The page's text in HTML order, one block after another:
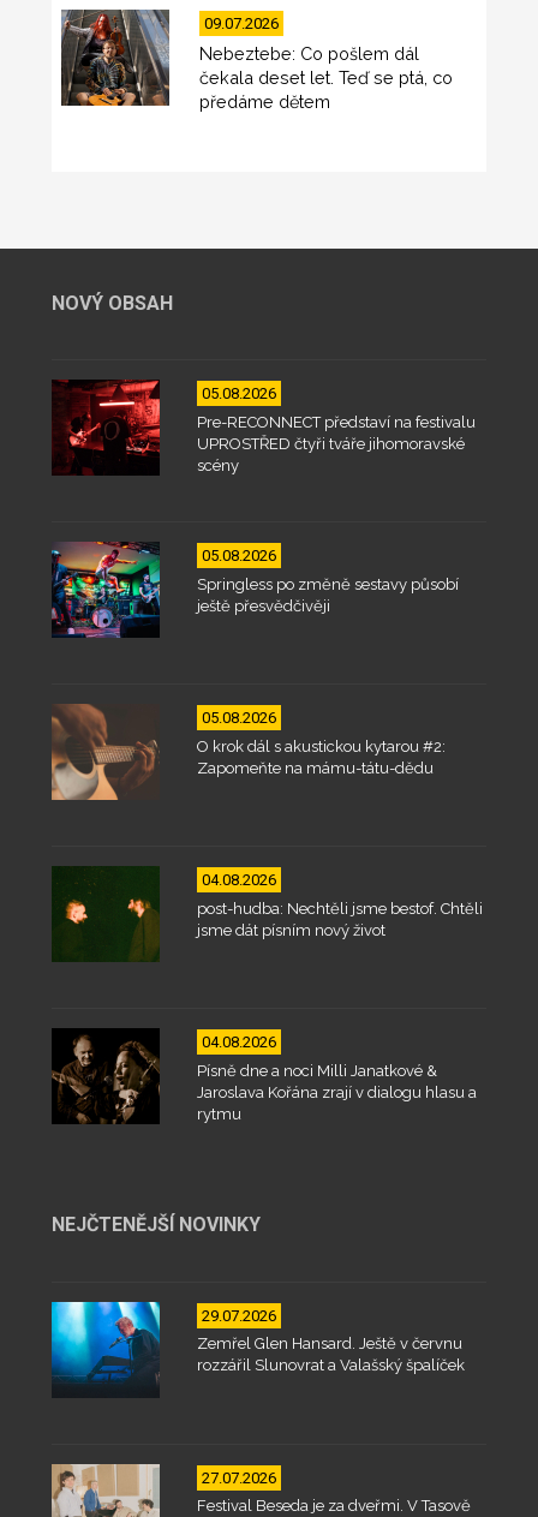
09.07.2026
Nebeztebe: Co pošlem dál
čekala deset let. Teď se ptá, co
předáme dětem
NOVÝ OBSAH
05.08.2026
Pre-RECONNECT představí na festivalu
UPROSTŘED čtyři tváře jihomoravské
scény
05.08.2026
Springless po změně sestavy působí
ještě přesvědčivěji
05.08.2026
O krok dál s akustickou kytarou #2:
Zapomeňte na mámu-tátu-dědu
04.08.2026
post-hudba: Nechtěli jsme bestof. Chtěli
jsme dát písním nový život
04.08.2026
Písně dne a noci Milli Janatkové &
Jaroslava Kořána zrají v dialogu hlasu a
rytmu
NEJČTENĚJŠÍ NOVINKY
29.07.2026
Zemřel Glen Hansard. Ještě v červnu
rozzářil Slunovrat a Valašský špalíček
27.07.2026
Festival Beseda je za dveřmi. V Tasově